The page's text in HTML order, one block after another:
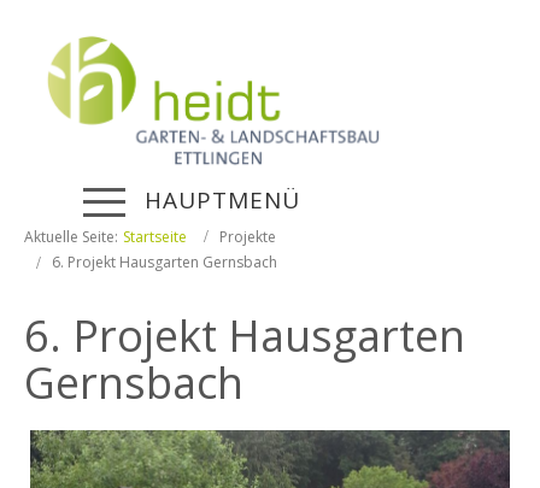
HAUPTMENÜ
Aktuelle Seite: Startseite
Projekte
6. Projekt Hausgarten Gernsbach
6. Projekt Hausgarten
Gernsbach